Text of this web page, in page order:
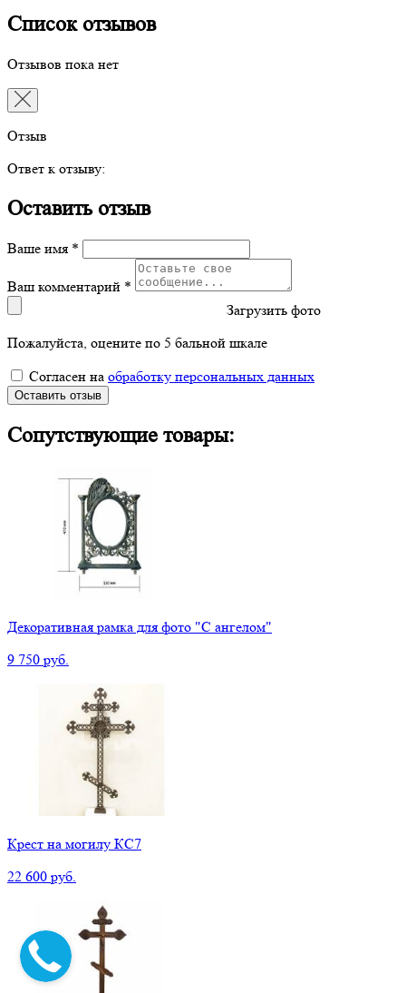
Список отзывов
Отзывов пока нет
Отзыв
Ответ к отзыву:
Оставить отзыв
Ваше имя *
Ваш комментарий *
Загрузить фото
Пожалуйста, оцените по 5 бальной шкале
Согласен на обработку персональных данных
Оставить отзыв
Сопутствующие товары:
Декоративная рамка для фото "С ангелом"
9 750 руб.
Крест на могилу КС7
22 600 руб.